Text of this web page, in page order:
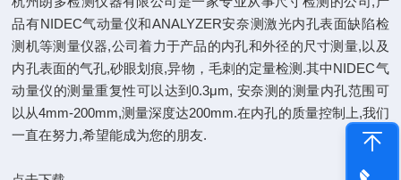
品有NIDEC气动量仪和ANALYZER安奈测激光内孔表面缺陷检
测机等测量仪器,公司着力于产品的内孔和外径的尺寸测量,以及
内孔表面的气孔,砂眼划痕,异物，毛刺的定量检测.其中NIDEC气
动量仪的测量重复性可以达到0.3μm, 安奈测的测量内孔范围可
以从4mm-200mm,测量深度达200mm.在内孔的质量控制上,我们
一直在努力,希望能成为您的朋友.